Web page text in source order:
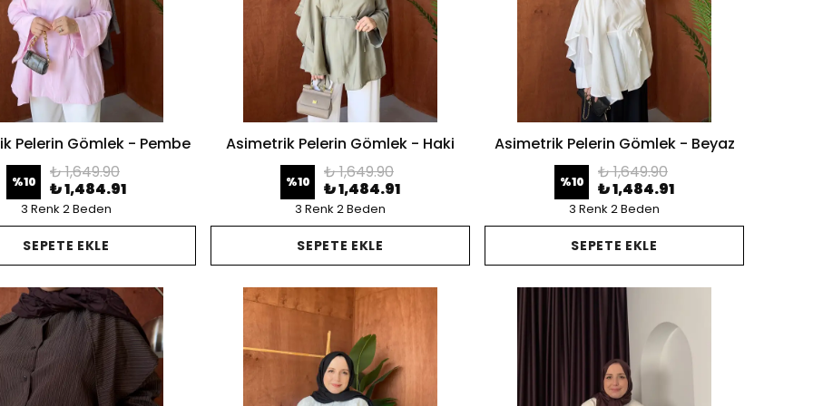
Pelerin Gömlek - Pembe
%10
₺ 1,649.90
₺ 1,484.91
3 Renk 2 Beden
SEPETE EKLE
Asimetrik Pelerin Gömlek - Haki
%10
₺ 1,649.90
₺ 1,484.91
3 Renk 2 Beden
SEPETE EKLE
Asimetrik Pelerin Gömlek - Beyaz
%10
₺ 1,649.90
₺ 1,484.91
3 Renk 2 Beden
SEPETE EKLE